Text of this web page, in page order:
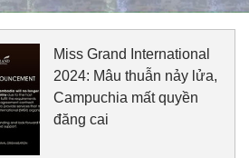
Miss Grand International
2024: Mâu thuẫn nảy lửa,
Campuchia mất quyền
đăng cai